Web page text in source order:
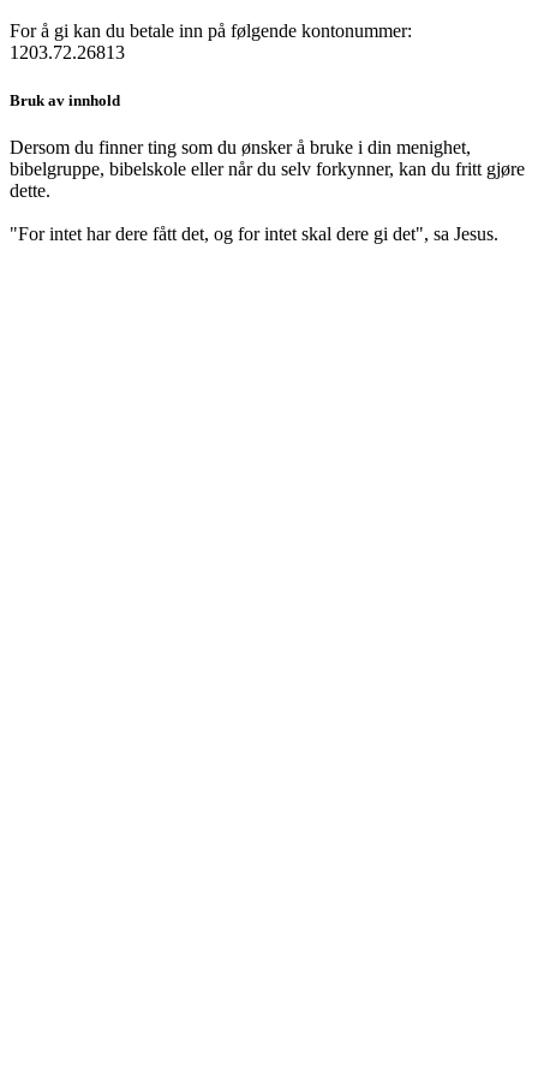
For å gi kan du betale inn på følgende kontonummer:
1203.72.26813
Bruk av innhold
Dersom du finner ting som du ønsker å bruke i din menighet,
bibelgruppe, bibelskole eller når du selv forkynner, kan du fritt gjøre
dette.
"For intet har dere fått det, og for intet skal dere gi det", sa Jesus.